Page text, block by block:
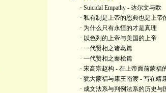
· Suicidal Empathy - 达尔文与欧
· 私有制是上帝的恩典也是上帝
· 为什么只有永恒的才是真理
· 以色列的上帝与美国的上帝
· 一代贤相之诸葛篇
· 一代贤相之秦桧篇
· 宋高宗赵构 - 在上帝面前蒙福
· 犹大蒙福与康王南渡 - 写在靖
· 成文法系与判例法系的历史与